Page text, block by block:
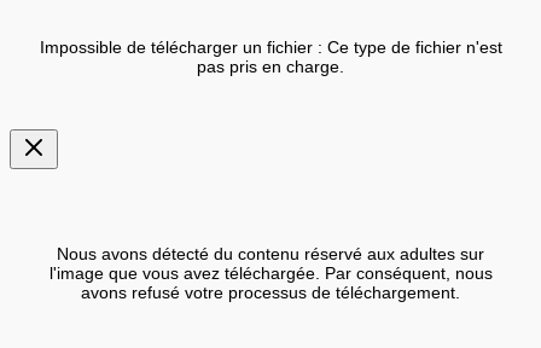
Impossible de télécharger un fichier : Ce type de fichier n'est
pas pris en charge.
Nous avons détecté du contenu réservé aux adultes sur
l'image que vous avez téléchargée. Par conséquent, nous
avons refusé votre processus de téléchargement.